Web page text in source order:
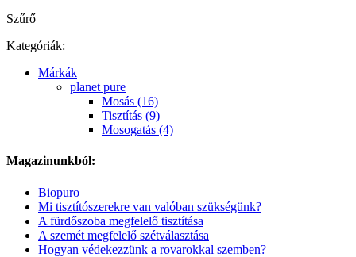
Szűrő
Kategóriák:
Márkák
planet pure
Mosás (16)
Tisztítás (9)
Mosogatás (4)
Magazinunkból:
Biopuro
Mi tisztítószerekre van valóban szükségünk?
A fürdőszoba megfelelő tisztítása
A szemét megfelelő szétválasztása
Hogyan védekezzünk a rovarokkal szemben?